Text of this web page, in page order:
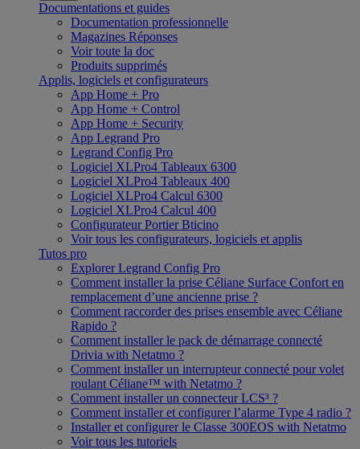
Documentations et guides
Documentation professionnelle
Magazines Réponses
Voir toute la doc
Produits supprimés
Applis, logiciels et configurateurs
App Home + Pro
App Home + Control
App Home + Security
App Legrand Pro
Legrand Config Pro
Logiciel XLPro4 Tableaux 6300
Logiciel XLPro4 Tableaux 400
Logiciel XLPro4 Calcul 6300
Logiciel XLPro4 Calcul 400
Configurateur Portier Bticino
Voir tous les configurateurs, logiciels et applis
Tutos pro
Explorer Legrand Config Pro
Comment installer la prise Céliane Surface Confort en
remplacement d’une ancienne prise ?
Comment raccorder des prises ensemble avec Céliane
Rapido ?
Comment installer le pack de démarrage connecté
Drivia with Netatmo ?
Comment installer un interrupteur connecté pour volet
roulant Céliane™ with Netatmo ?
Comment installer un connecteur LCS³ ?
Comment installer et configurer l’alarme Type 4 radio ?
Installer et configurer le Classe 300EOS with Netatmo
Voir tous les tutoriels